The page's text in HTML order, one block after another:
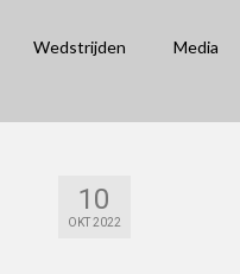
Wedstrijden Media
10
OKT 2022